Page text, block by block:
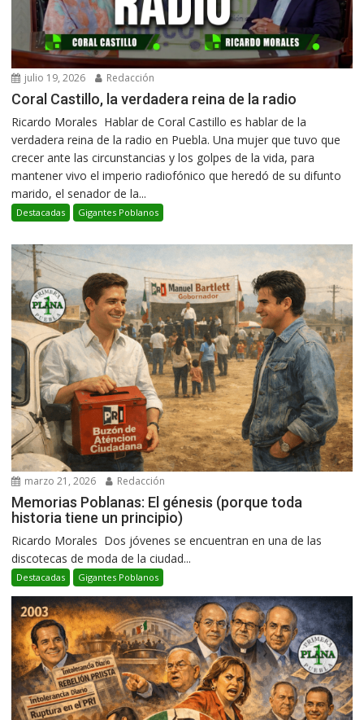
julio 19, 2026 Redacción
Coral Castillo, la verdadera reina de la radio
Ricardo Morales Hablar de Coral Castillo es hablar de la
verdadera reina de la radio en Puebla. Una mujer que tuvo que
crecer ante las circunstancias y los golpes de la vida, para
mantener vivo el imperio radiofónico que heredó de su difunto
marido, el senador de la...
Destacadas Gigantes Poblanos
marzo 21, 2026 Redacción
Memorias Poblanas: El génesis (porque toda
historia tiene un principio)
Ricardo Morales Dos jóvenes se encuentran en una de las
discotecas de moda de la ciudad...
Destacadas Gigantes Poblanos